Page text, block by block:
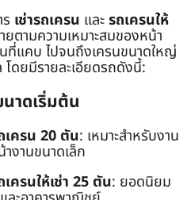
เช่ารถเครน และรถเครนให้
ตามความเหมาะสมของหน้า
ที่แคบ ไปจนถึงเครนขนาดใหญ่
โดยมีรายละเอียดรถดังนี้:
าดเริ่มต้น
เครน 20 ตัน: เหมาะสำหรับงาน
งานขนาดเล็ก
เครนให้เช่า 25 ตัน: ยอดนิยม